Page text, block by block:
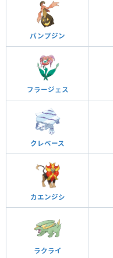
パンプジン
フラージェス
クレベース
カエンジシ
ラクライ